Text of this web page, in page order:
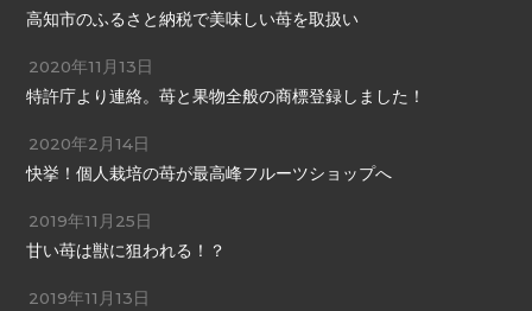
高知市のふるさと納税で美味しい苺を取扱い
2020年11月13日
特許庁より連絡。苺と果物全般の商標登録しました！
2020年2月14日
快挙！個人栽培の苺が最高峰フルーツショップへ
2019年11月25日
甘い苺は獣に狙われる！？
2019年11月13日